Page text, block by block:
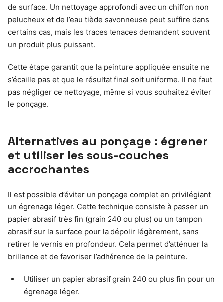
de surface. Un nettoyage approfondi avec un chiffon non
pelucheux et de l’eau tiède savonneuse peut suffire dans
certains cas, mais les traces tenaces demandent souvent
un produit plus puissant.
Cette étape garantit que la peinture appliquée ensuite ne
s’écaille pas et que le résultat final soit uniforme. Il ne faut
pas négliger ce nettoyage, même si vous souhaitez éviter
le ponçage.
Alternatives au ponçage : égrener
et utiliser les sous-couches
accrochantes
Il est possible d’éviter un ponçage complet en privilégiant
un égrenage léger. Cette technique consiste à passer un
papier abrasif très fin (grain 240 ou plus) ou un tampon
abrasif sur la surface pour la dépolir légèrement, sans
retirer le vernis en profondeur. Cela permet d’atténuer la
brillance et de favoriser l’adhérence de la peinture.
Utiliser un papier abrasif grain 240 ou plus fin pour un
égrenage léger.